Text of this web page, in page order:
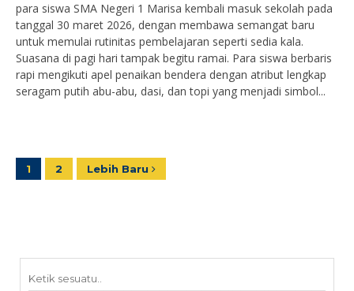
para siswa SMA Negeri 1 Marisa kembali masuk sekolah pada
tanggal 30 maret 2026, dengan membawa semangat baru
untuk memulai rutinitas pembelajaran seperti sedia kala.
Suasana di pagi hari tampak begitu ramai. Para siswa berbaris
rapi mengikuti apel penaikan bendera dengan atribut lengkap
seragam putih abu-abu, dasi, dan topi yang menjadi simbol...
1 2 Lebih Baru